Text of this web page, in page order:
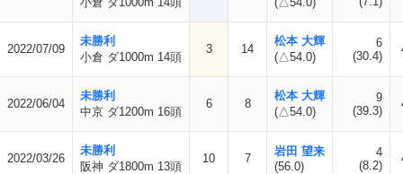
2022/07/09
未勝利
小倉 ダ1000m 14頭
3 14
松本 大輝
(△54.0)
6
(30.4)
2022/06/04
未勝利
中京 ダ1200m 16頭
6 8
松本 大輝
(△54.0)
9
(39.3)
2022/03/26
未勝利
阪神 ダ1800m 13頭
10 7
岩田 望来
(56.0)
4
(8.2)